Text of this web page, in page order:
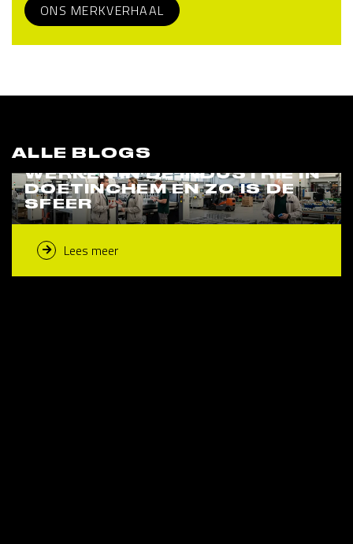
ONS MERKVERHAAL
ALLE BLOGS
WERKEN IN DE INDUSTRIE IN
DOETINCHEM EN ZO IS DE
SFEER
Lees meer